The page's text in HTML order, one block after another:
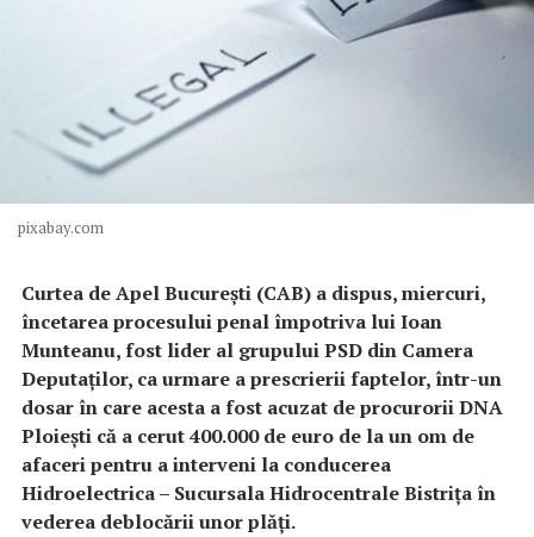
pixabay.com
Curtea de Apel Bucureşti (CAB) a dispus, miercuri,
încetarea procesului penal împotriva lui Ioan
Munteanu, fost lider al grupului PSD din Camera
Deputaţilor, ca urmare a prescrierii faptelor, într-un
dosar în care acesta a fost acuzat de procurorii DNA
Ploieşti că a cerut 400.000 de euro de la un om de
afaceri pentru a interveni la conducerea
Hidroelectrica – Sucursala Hidrocentrale Bistriţa în
vederea deblocării unor plăţi.